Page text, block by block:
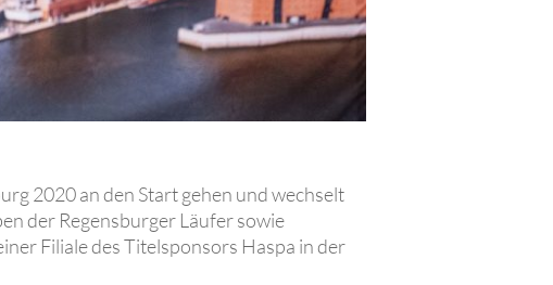
2020 an den Start gehen und wechselt
der Regensburger Läufer sowie
Filiale des Titelsponsors Haspa in der